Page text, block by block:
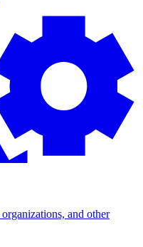
and other